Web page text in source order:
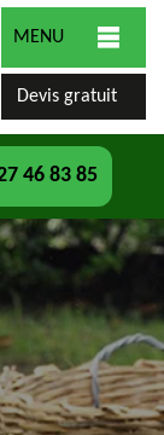
MENU
Devis gratuit
46 83 85